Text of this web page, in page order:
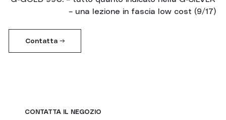
– una lezione in fascia low cost (9/17)
Contatta →
CONTATTA IL NEGOZIO